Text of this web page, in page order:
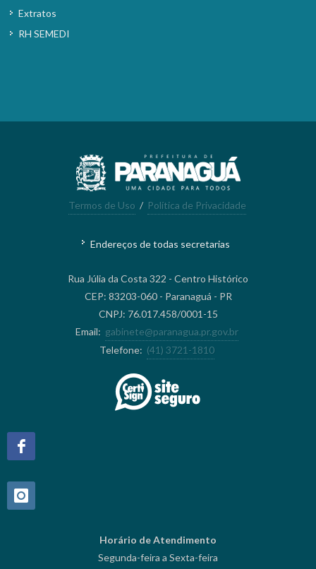
Extratos
RH SEMEDI
Termos de Uso / Política de Privacidade
Endereços de todas secretarias
Rua Júlia da Costa 322 - Centro Histórico
CEP: 83203-060 - Paranaguá - PR
CNPJ: 76.017.458/0001-15
Email: gabinete@paranagua.pr.gov.br
Telefone: (41) 3721-1810
Horário de Atendimento
Segunda-feira a Sexta-feira